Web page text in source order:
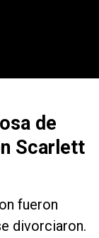
de
Scarlett
fueron
divorciaron.